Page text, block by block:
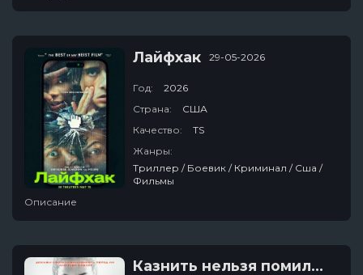
Лайфхак 29-05-2026
Год:
2026
Страна:
США
Качество:
TS
Жанры:
Триллер / Боевик / Криминал / Сша /
Фильмы
Описание
Казнить нельзя помиловать